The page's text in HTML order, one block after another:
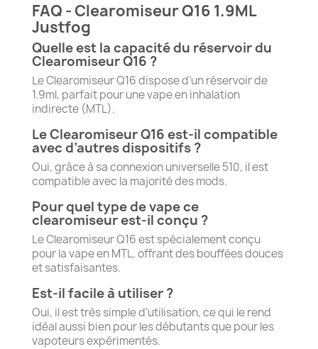
FAQ - Clearomiseur Q16 1.9ML
Justfog
Quelle est la capacité du réservoir du
Clearomiseur Q16 ?
Le Clearomiseur Q16 dispose d’un réservoir de
1.9ml, parfait pour une vape en inhalation
indirecte (MTL).
Le Clearomiseur Q16 est-il compatible
avec d’autres dispositifs ?
Oui, grâce à sa connexion universelle 510, il est
compatible avec la majorité des mods.
Pour quel type de vape ce
clearomiseur est-il conçu ?
Le Clearomiseur Q16 est spécialement conçu
pour la vape en MTL, offrant des bouffées douces
et satisfaisantes.
Est-il facile à utiliser ?
Oui, il est très simple d’utilisation, ce qui le rend
idéal aussi bien pour les débutants que pour les
vapoteurs expérimentés.